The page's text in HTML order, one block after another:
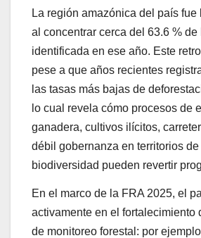
La región amazónica del país fue
al concentrar cerca del 63.6 %
identificada en ese año. Este
pese a que años recientes
las tasas más bajas de
lo cual revela cómo procesos de
ganadera, cultivos ilícitos,
débil gobernanza en territorios de
biodiversidad pueden revertir
En el marco de la FRA 2025, el
activamente en el fortalecimiento
de monitoreo forestal: por